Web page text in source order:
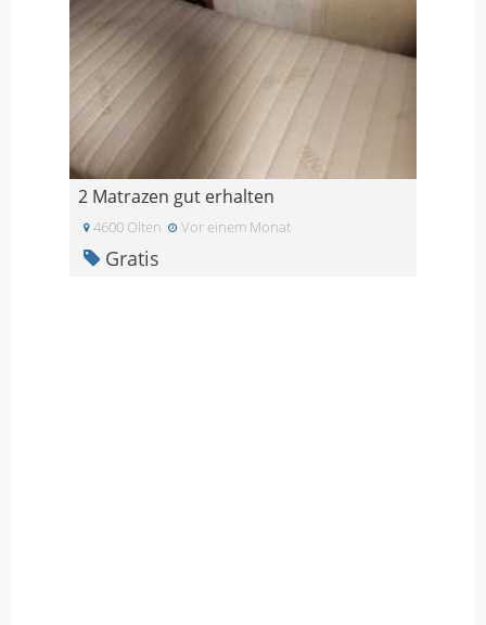
2 Matrazen gut erhalten
4600 Olten Vor einem Monat
Gratis